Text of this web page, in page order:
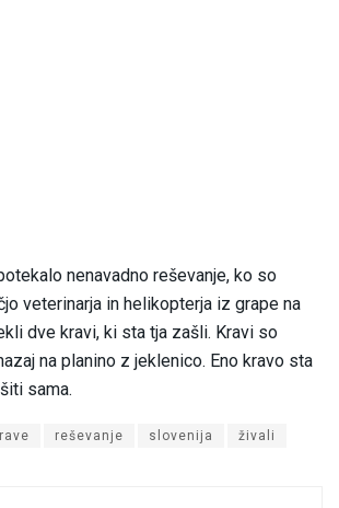
nenavadno reševanje, ko so
veterinarja in helikopterja iz grape na
dve kravi, ki sta tja zašli. Kravi so
na planino z jeklenico. Eno kravo sta
sama.
reševanje slovenija živali